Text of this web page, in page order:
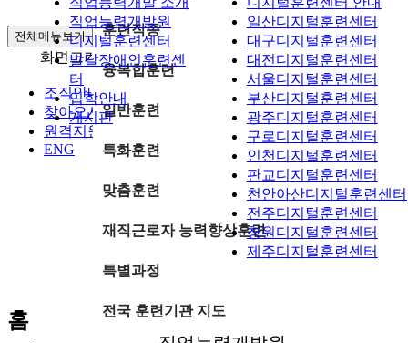
훈련직종
융복합훈련
일반훈련
특화훈련
맞춤훈련
재직근로자 능력향상훈련
특별과정
전국 훈련기관 지도
전체메뉴보기
화면크기 축소 확대 초기화
조직안내
찾아오시는길
원격지원
ENG
직업능력개발원
디지털훈련센터
발달장애인훈련센
터
입학안내
게시판
일산디지털훈련센터
대구디지털훈련센터
대전디지털훈련센터
서울디지털훈련센터
부산디지털훈련센터
광주디지털훈련센터
구로디지털훈련센터
인천디지털훈련센터
판교디지털훈련센터
천안아산디지털훈련센터
전주디지털훈련센터
창원디지털훈련센터
제주디지털훈련센터
홈